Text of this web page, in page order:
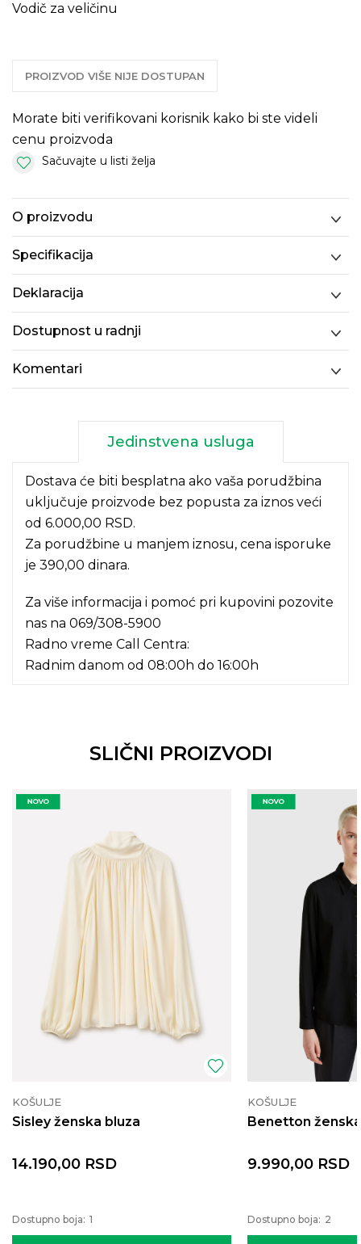
Vodič za veličinu
PROIZVOD VIŠE NIJE DOSTUPAN
Morate biti verifikovani korisnik kako bi ste videli
cenu proizvoda
Sačuvajte u listi želja
O proizvodu
Specifikacija
Deklaracija
Dostupnost u radnji
Komentari
Jedinstvena usluga
Dostava će biti besplatna ako vaša porudžbina
uključuje proizvode bez popusta za iznos veći
od 6.000,00 RSD.
Za porudžbine u manjem iznosu, cena isporuke
je 390,00 dinara.
Za više informacija i pomoć pri kupovini pozovite
nas na 069/308-5900
Radno vreme Call Centra:
Radnim danom od 08:00h do 16:00h
SLIČNI PROIZVODI
KOŠULJE
Sisley ženska bluza
14.190,00 RSD
Dostupno boja: 1
KOŠULJE
Benetton
9.990,00 RSD
Dostupno boja: 2